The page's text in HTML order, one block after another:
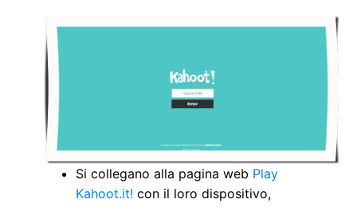
Si collegano alla pagina web Play
Kahoot.it! con il loro dispositivo,